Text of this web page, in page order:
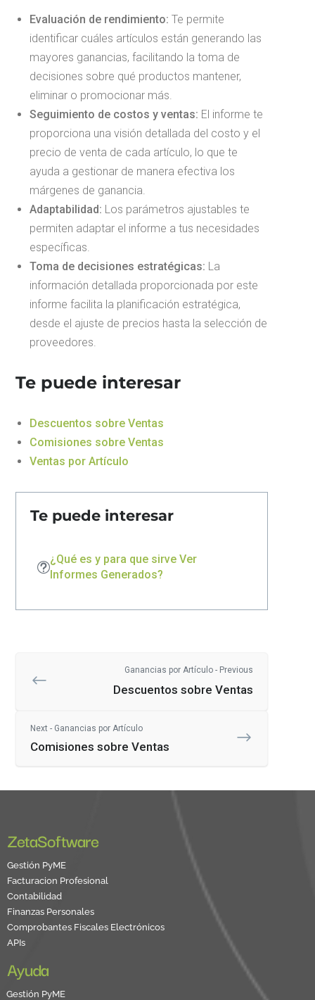
Evaluación de rendimiento: Te permite
identificar cuáles artículos están generando las
mayores ganancias, facilitando la toma de
decisiones sobre qué productos mantener,
eliminar o promocionar más.
Seguimiento de costos y ventas: El informe te
proporciona una visión detallada del costo y el
precio de venta de cada artículo, lo que te
ayuda a gestionar de manera efectiva los
márgenes de ganancia.
Adaptabilidad: Los parámetros ajustables te
permiten adaptar el informe a tus necesidades
específicas.
Toma de decisiones estratégicas: La
información detallada proporcionada por este
informe facilita la planificación estratégica,
desde el ajuste de precios hasta la selección de
proveedores.
Te puede interesar
Descuentos sobre Ventas
Comisiones sobre Ventas
Ventas por Artículo
Te puede interesar
¿Qué es y para que sirve Ver
Informes Generados?
Ganancias por Artículo - Previous
Descuentos sobre Ventas
Next - Ganancias por Artículo
Comisiones sobre Ventas
ZetaSoftware
Gestión PyME
Facturacion Profesional
Contabilidad
Finanzas Personales
Comprobantes Fiscales Electrónicos
APIs
Ayuda
Gestión PyME